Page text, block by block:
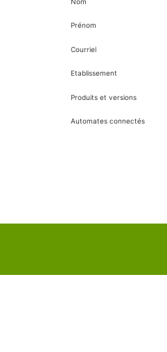
Prénom
Courriel
Etablissement
Produits et versions
Automates connectés